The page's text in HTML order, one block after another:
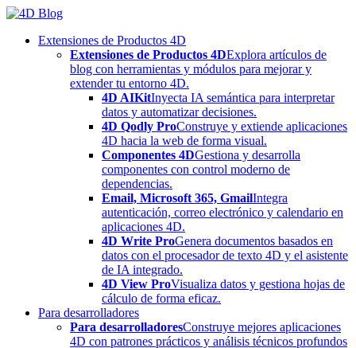
Skip
contentExtensiones de Productos 4D
Extensiones de Productos 4DExplora artículos de
blog con herramientas y módulos para mejorar y
extender tu entorno 4D.
4D AIKitInyecta IA semántica para interpretar
datos y automatizar decisiones.
4D Qodly ProConstruye y extiende aplicaciones
4D hacia la web de forma visual.
Componentes 4DGestiona y desarrolla
componentes con control moderno de
dependencias.
Email, Microsoft 365, GmailIntegra
autenticación, correo electrónico y calendario en
aplicaciones 4D.
4D Write ProGenera documentos basados en
datos con el procesador de texto 4D y el asistente
de IA integrado.
4D View ProVisualiza datos y gestiona hojas de
cálculo de forma eficaz.
Para desarrolladores
Para desarrolladoresConstruye mejores aplicaciones
4D con patrones prácticos y análisis técnicos profundos